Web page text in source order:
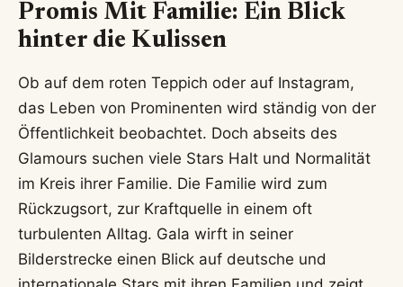
Promis Mit Familie: Ein Blick
hinter die Kulissen
Ob auf dem roten Teppich oder auf Instagram,
das Leben von Prominenten wird ständig von der
Öffentlichkeit beobachtet. Doch abseits des
Glamours suchen viele Stars Halt und Normalität
im Kreis ihrer Familie. Die Familie wird zum
Rückzugsort, zur Kraftquelle in einem oft
turbulenten Alltag. Gala wirft in seiner
Bilderstrecke einen Blick auf deutsche und